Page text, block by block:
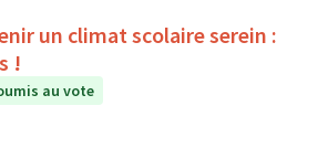
un climat scolaire serein :
!
au vote